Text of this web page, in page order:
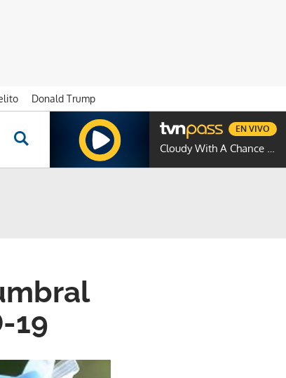
Donald Trump
NOVELAS GENTE TVN
Cloudy With A Chance Of Meatballs
EN VIVO
19